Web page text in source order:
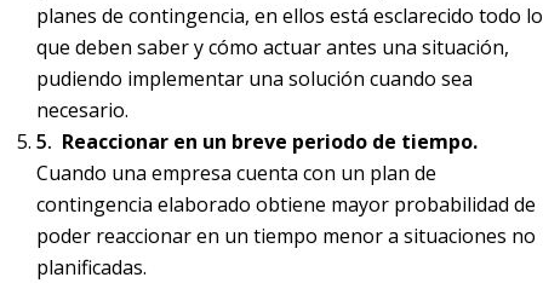
planes de contingencia, en ellos está esclarecido todo lo
que deben saber y cómo actuar antes una situación,
pudiendo implementar una solución cuando sea
necesario.
Reaccionar en un breve periodo de tiempo.
Cuando una empresa cuenta con un plan de
contingencia elaborado obtiene mayor probabilidad de
poder reaccionar en un tiempo menor a situaciones no
planificadas.